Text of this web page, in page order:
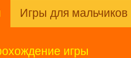
Игры для мальчиков
игры